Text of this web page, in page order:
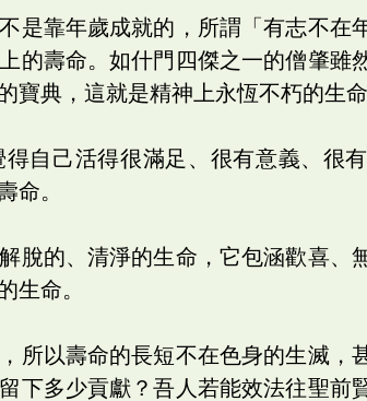
是靠年歲成就的，所謂「有志不在
的壽命。如什門四傑之一的僧肇雖
寶典，這就是精神上永恆不朽的生命
自己活得很滿足、很有意義、很
命。
脫的、清淨的生命，它包涵歡喜、
生命。
所以壽命的長短不在色身的生滅，
下多少貢獻？吾人若能效法往聖前